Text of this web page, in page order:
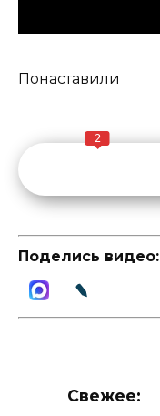
Понаставили
2
Поделись видео:
Свежее: